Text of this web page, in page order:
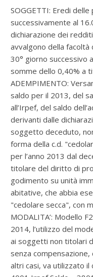
SOGGETTI: Eredi
successivamente al
dichiarazione dei
avvalgono della
30° giorno successivo
somme dello 0,40% a
ADEMPIMENTO:
saldo per il 2013, del
all’Irpef, del saldo
derivanti dalle
soggetto deceduto,
forma della c.d.
per l’anno 2013 dal
titolare del diritto di
godimento su unità
abitative, che abbia
"cedolare secca", con
MODALITA’: Modello
2014, l’utilizzo del
ai soggetti non titolari
senza
altri casi, va utilizzato il